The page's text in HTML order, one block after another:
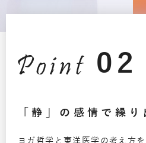
02
「静」の感情で繰り
ヨガ哲学と東洋医学の考え方